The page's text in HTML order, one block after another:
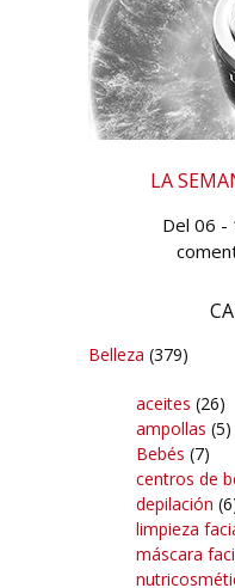
LA
Del 06 -
Belleza (379)
aceites (26)
ampollas (5)
Bebés (7)
centros de
depilación
limpieza
máscara